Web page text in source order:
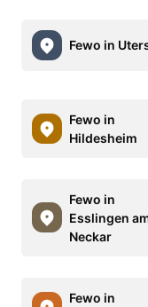
Fewo in
Fewo in
Hildesheim
Fewo in
Esslingen
Neckar
Fewo in